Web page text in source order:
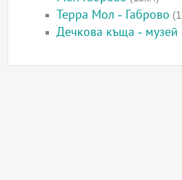
Терра Мол - Габрово
Дечкова къща - музей